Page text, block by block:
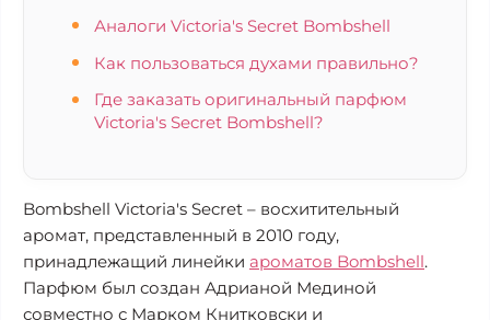
Аналоги Victoria's Secret Bombshell
Как пользоваться духами правильно?
Где заказать оригинальный парфюм
Victoria's Secret Bombshell?
Bombshell Victoria's Secret – восхитительный
аромат, представленный в 2010 году,
принадлежащий линейки ароматов Bombshell.
Парфюм был создан Адрианой Мединой
совместно с Марком Книтковски и